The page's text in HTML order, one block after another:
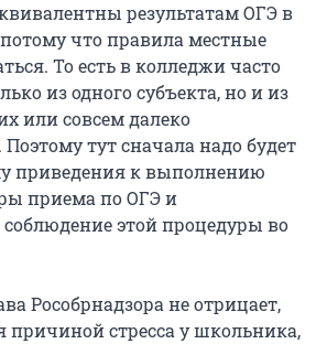
результатам ОГЭ в
что правила местные
То есть в колледжи часто
из одного субъекта, но и из
или совсем далеко
тут сначала надо будет
приведения к выполнению
приема по ОГЭ и
этой процедуры во
Рособрнадзора не отрицает,
причиной стресса у школьника,